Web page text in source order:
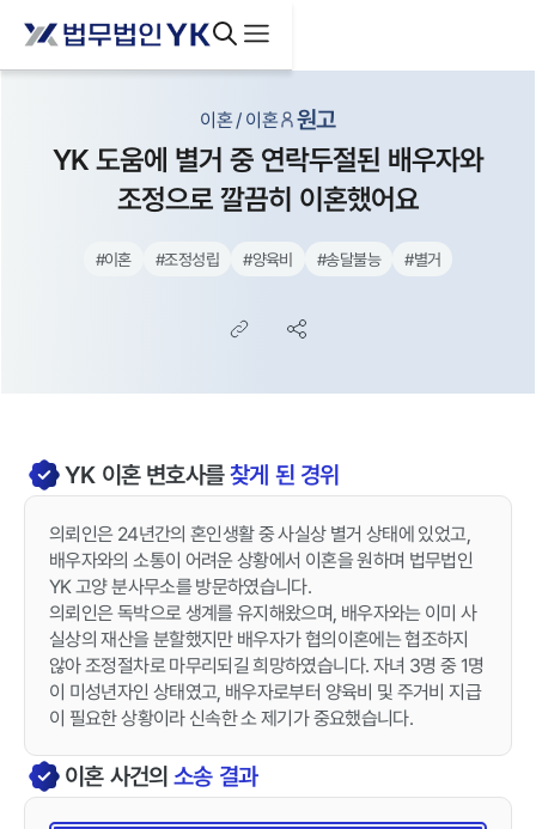
이혼 / 이혼 원고
YK 도움에 별거 중 연락두절된 배우자와
조정으로 깔끔히 이혼했어요
#이혼 #조정성립 #양육비 #송달불능 #별거
YK 이혼변호사를찾게 된 경위
의뢰인은 24년간의 혼인생활 중 사실상 별거 상태에 있었고,
배우자와의 소통이 어려운 상황에서 이혼을 원하며 법무법인
YK 고양 분사무소를 방문하였습니다.
의뢰인은 독박으로 생계를 유지해왔으며, 배우자와는 이미 사
실상의 재산을 분할했지만 배우자가 협의이혼에는 협조하지
않아 조정절차로 마무리되길 희망하였습니다. 자녀 3명 중 1명
이 미성년자인 상태였고, 배우자로부터 양육비 및 주거비 지급
이 필요한 상황이라 신속한 소 제기가 중요했습니다.
이혼사건의소송 결과